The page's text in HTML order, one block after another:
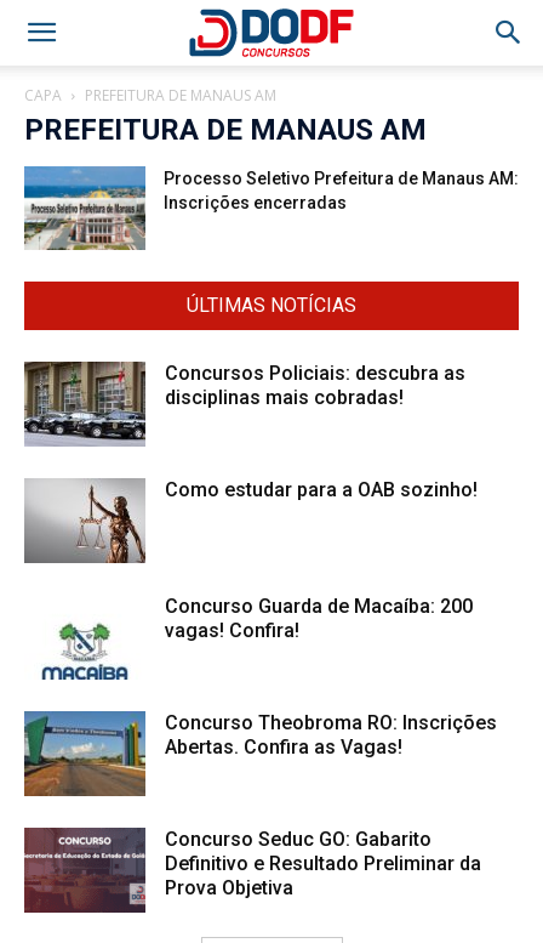
CAPA PREFEITURA DE MANAUS AM
PREFEITURA DE MANAUS AM
Processo Seletivo Prefeitura de Manaus AM:
Inscrições encerradas
ÚLTIMAS NOTÍCIAS
Concursos Policiais: descubra as
disciplinas mais cobradas!
Como estudar para a OAB sozinho!
Concurso Guarda de Macaíba: 200
vagas! Confira!
Concurso Theobroma RO: Inscrições
Abertas. Confira as Vagas!
Concurso Seduc GO: Gabarito
Definitivo e Resultado Preliminar da
Prova Objetiva